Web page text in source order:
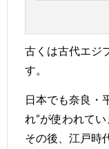
古くは古代エジ
す。
日本でも奈良・
れ”が使われてい
その後、江戸時